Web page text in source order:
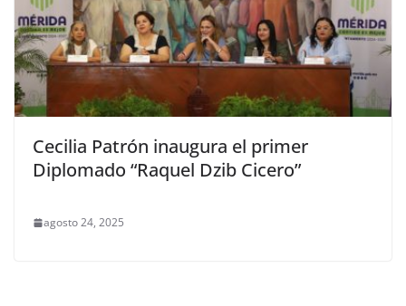
Cecilia Patrón inaugura el primer
Diplomado “Raquel Dzib Cicero”
agosto 24, 2025